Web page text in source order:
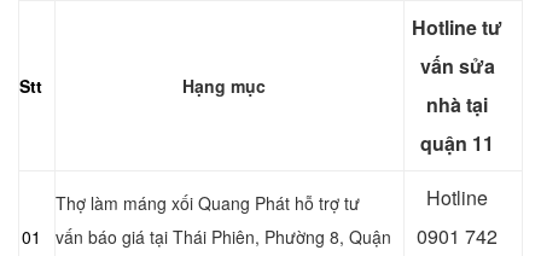
Stt Hạng mục
Hotline tư
vấn sửa
nhà tại
quận 11
01
Thợ làm máng xối Quang Phát hỗ trợ tư
vấn báo giá tại Thái Phiên, Phường 8, Quận
Hotline
0901 742